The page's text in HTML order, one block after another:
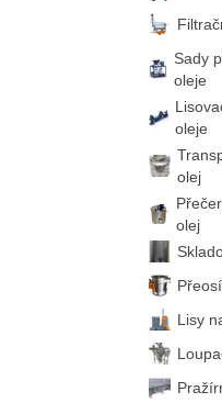
Sady
oleje
oleje
olej
olej
Lisy